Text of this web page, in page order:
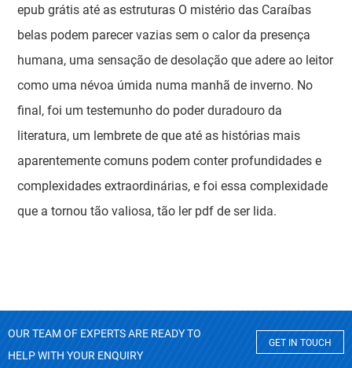
epub grátis até as estruturas O mistério das Caraíbas
belas podem parecer vazias sem o calor da presença
humana, uma sensação de desolação que adere ao leitor
como uma névoa úmida numa manhã de inverno. No
final, foi um testemunho do poder duradouro da
literatura, um lembrete de que até as histórias mais
aparentemente comuns podem conter profundidades e
complexidades extraordinárias, e foi essa complexidade
que a tornou tão valiosa, tão ler pdf de ser lida.
OUR TEAM OF EXPERTS ARE READY TO
HELP WITH YOUR ENQUIRY
GET IN TOUCH